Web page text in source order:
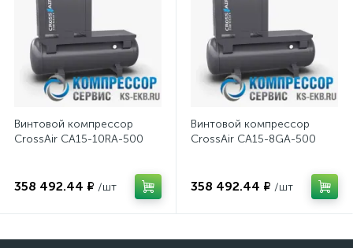
Винтовой компрессор
CrossAir CA15-10RA-500
358 492.44 ₽ /шт
Винтовой компрессор
CrossAir CA15-8GA-500
358 492.44 ₽ /шт